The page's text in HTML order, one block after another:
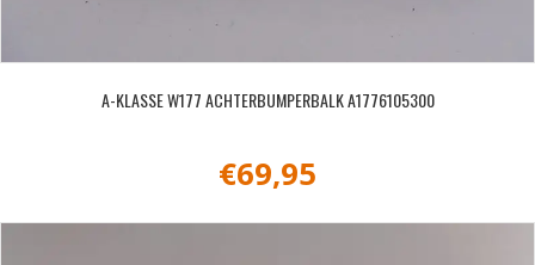
A-KLASSE W177 ACHTERBUMPERBALK A1776105300
€69,95